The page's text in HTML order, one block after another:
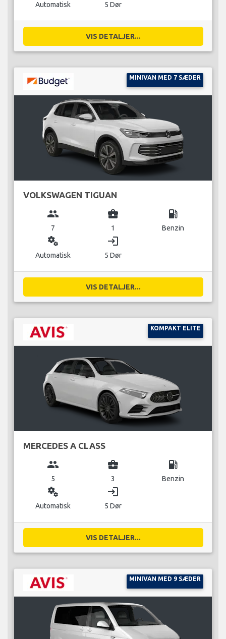
Automatisk 5 Dør
VIS DETALJER...
MINIVAN MED 7 SÆDER
VOLKSWAGEN TIGUAN
group
7
business_center
1
local_gas_station
Benzin
miscellaneous_services
Automatisk
login
5 Dør
VIS DETALJER...
KOMPAKT ELITE
MERCEDES A CLASS
group
5
business_center
3
local_gas_station
Benzin
miscellaneous_services
Automatisk
login
5 Dør
VIS DETALJER...
MINIVAN MED 9 SÆDER